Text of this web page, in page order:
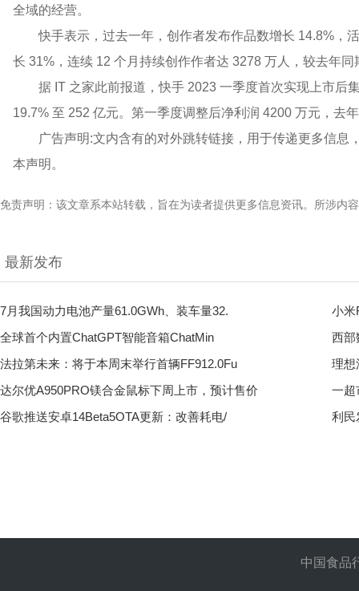
全域的经营。
快手表示，过去一年，创作者发布作品数增长 14.8%，
长 31%，连续 12 个月持续创作作者达 3278 万人，较去年同
据 IT 之家此前报道，快手 2023 一季度首次实现上市后
19.7% 至 252 亿元。第一季度调整后净利润 4200 万元，去
广告声明:文内含有的对外跳转链接，用于传递更多信
本声明。
免责声明：该文章系本站转载，旨在为读者提供更多信息资讯。所涉内
最新发布
7月我国动力电池产量61.0GWh、装车量32.
小米
全球首个内置ChatGPT智能音箱ChatMin
西部
法拉第未来：将于本周末举行首辆FF912.0Fu
理想
达尔优A950PRO镁合金鼠标下周上市，预计售价
一超
谷歌推送安卓14Beta5OTA更新：改善耗电/
利民
中国食品